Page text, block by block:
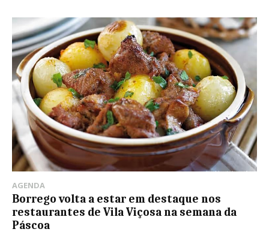
AGENDA
Borrego volta a estar em destaque nos
restaurantes de Vila Viçosa na semana da
Páscoa